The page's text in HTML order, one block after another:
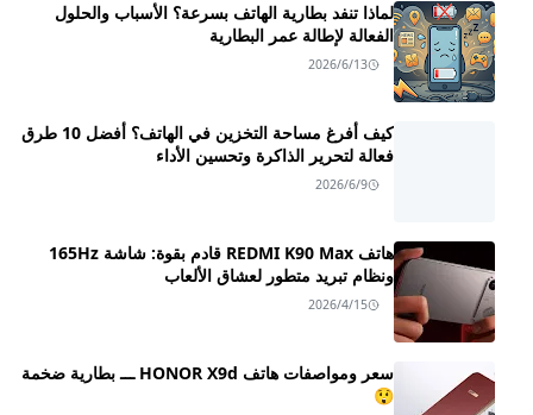
لماذا تنفد بطارية الهاتف بسرعة؟ الأسباب والحلول
الفعالة لإطالة عمر البطارية
2026/6/13
كيف أفرغ مساحة التخزين في الهاتف؟ أفضل 10 طرق
فعالة لتحرير الذاكرة وتحسين الأداء
2026/6/9
هاتف REDMI K90 Max قادم بقوة: شاشة 165Hz
ونظام تبريد متطور لعشاق الألعاب
2026/4/15
سعر ومواصفات هاتف HONOR X9d ـــ بطارية ضخمة
😲